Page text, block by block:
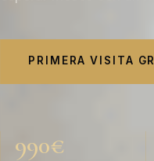
PRIMERA VISITA
990€